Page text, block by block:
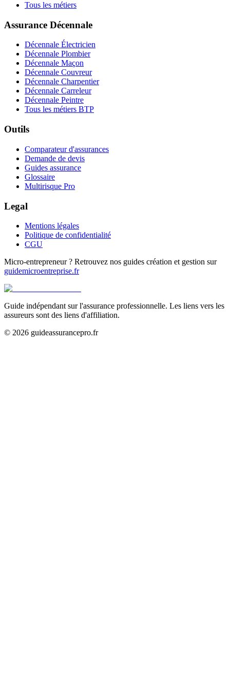
Tous les métiers
Assurance Décennale
Décennale Électricien
Décennale Plombier
Décennale Maçon
Décennale Couvreur
Décennale Charpentier
Décennale Carreleur
Décennale Peintre
Tous les métiers BTP
Outils
Comparateur d'assurances
Demande de devis
Guides assurance
Glossaire
Multirisque Pro
Legal
Mentions légales
Politique de confidentialité
CGU
Micro-entrepreneur ? Retrouvez nos guides création et gestion sur
guidemicroentreprise.fr
Guide indépendant sur l'assurance professionnelle. Les liens vers les
assureurs sont des liens d'affiliation.
© 2026 guideassurancepro.fr